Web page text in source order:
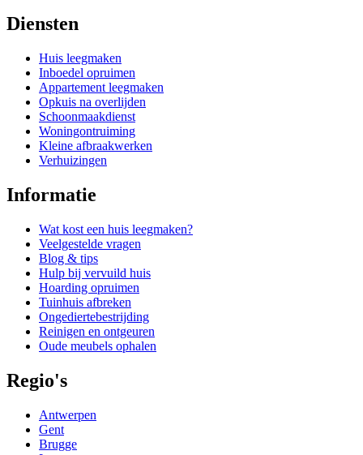
Diensten
Huis leegmaken
Inboedel opruimen
Appartement leegmaken
Opkuis na overlijden
Schoonmaakdienst
Woningontruiming
Kleine afbraakwerken
Verhuizingen
Informatie
Wat kost een huis leegmaken?
Veelgestelde vragen
Blog & tips
Hulp bij vervuild huis
Hoarding opruimen
Tuinhuis afbreken
Ongediertebestrijding
Reinigen en ontgeuren
Oude meubels ophalen
Regio's
Antwerpen
Gent
Brugge